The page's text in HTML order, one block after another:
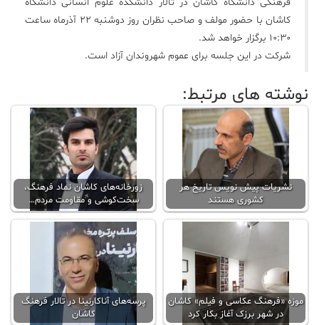
کاشان با حضور مولف و صاحب نظران روز دوشنبه ۲۲ آذرماه ساعت
۱۰:۳۰ برگزار خواهد شد.
شرکت در این جلسه برای عموم شهروندان آزاد است.
نوشته های مرتبط:
نشریات پیش نویس تاریخ هر
کشوری هستند
زورخانه‌های کاشان نماد فرهنگ،
سخت‌کوشی و مقاومت مردم…
موزه «فرهنگ عکاسی و فیلم» کاشان
در شهر برزک آغاز بکار کرد
پرسه‌های آناکارنینا در تالار فرهنگ
کاشان